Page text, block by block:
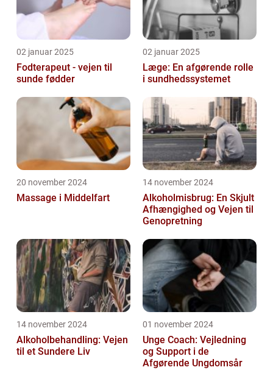
02 januar 2025
Fodterapeut - vejen til
sunde fødder
02 januar 2025
Læge: En afgørende rolle
i sundhedssystemet
20 november 2024
Massage i Middelfart
14 november 2024
Alkoholmisbrug: En Skjult
Afhængighed og Vejen til
Genopretning
14 november 2024
Alkoholbehandling: Vejen
til et Sundere Liv
01 november 2024
Unge Coach: Vejledning
og Support i de
Afgørende Ungdomsår